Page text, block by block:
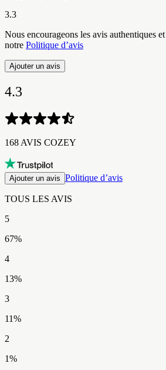
3.3
Nous encourageons les avis authentiques
notre Politique d’avis
Ajouter un avis
4.3
168 AVIS COZEY​​​​‌ ‍ ​‍​‍‌‍ ‌ ​‍‌‍‍‌‌‍‌ ‌‍‍‌‌‍ ‍​‍​‍​ ‍‍​‍​‍‌ ​ ‌‍​‌‌‍ ‍‌‍‍‌‌ ‌​‌ ‍‌​‍ ‍‌‍‍‌‌‍ ​‍​‍​‍ ​​‍​‍‌‍‍​‌ ​‍‌‍‌‌‌‍‌‍​‍​‍​ ‍‍​‍​‍‌‍‍​‌ ‌​‌ ‌​‌ ​​‌ ​ ​ ‍‍​‍ ​‍ ‌‍ ​‌‍ ‌‍​ ‌‍​‌‌‍ ​‌‍‍​‌‍ ‌ ​ ‌ ‌​​ ‍‍​ ​ ​ ​​​ ​​​ ​​​‍ ‌ ​ ‌ ‌​‌ ‌‌‌‍‌​‌‍‍‌‌‍ ​‍ ‌‍‍‌‌‍ ‍‌ ‌​‌‍‌‌‌‍ ‍‌ ‌​​‍ ‌‍‌‌‌‍‌​‌‍‍‌‌ ‌​​‍ ‌‍ ‌‌‍ ‌‍‌​‌‍‌‌​ ‌‌ ​​‌ ​‍‌‍‌‌‌ ​ ‌‍‌‌‌‍ ‍‌ ‌​‌‍​‌‌ ‌​‌‍‍‌‌‍ ‌‍ ‍​ ‍ ‌‍‍‌‌‍‌​​ ‌​ ‌‍​ ‍‌‌‍‌‌​ ​‍​ ‌‍​ ‍‌‌‍​‌​ ‌‍​‍ ‌‌‍​‍​ ​‌​ ​​​ ‌​​‍ ‌​ ‌​‌‍​ ‌‍‌​‌‍‌‍​‍ ‌​ ‍‌​ ​‌‌‍‌‌​ ‍‌​‍ ‌​ ‍‌​ ‌‍‌‍​‌‌‍‌​‌‍‌‍‌‍​‌‌‍​ ​ ‌​​ ​ ‌‍​‍‌‍​‍​ ‍​​ ‍ ‌ ‌​‌ ‍‌‌ ​​‌‍‌‌​ ‌‌ ​​‌‍‌​‌ ​​​ ‍ ‌ ​​‌‍​‌‌ ‌​‌‍‍​​ ‌‌ ‌‍‌‍​‌‌‍ ​‌ ‌‌‌‍‌‌‌​​‌‌‍‌​‌‍‌​‌‍‌‌‌‍‌​‌‌​ ‌‍‌‌‌‍​ ‌ ‌​‌‍‍‌‌‍ ‌‍ ‍‌ ​ ​‍‌‌​ ‌‌‌​​‍‌‌ ‌‍‍ ‌‍‌‌‌ ‍‌​‍‌‌​ ​ ‌​‌​​‍‌‌​ ​ ‌​‌​​‍‌‌​ ​‍​ ​‍​ ​​​ ‌​‌‍​‍​ ‍‌​ ‍​​ ‌​​ ‍‌​ ‌‍​ ‌‍‌‍​‌‌‍‌‍​ ‌ ​‍‌‌​ ​‍​ ​‍​‍‌‌​ ‌‌‌​‌​​‍ ‍‌ ​‍‌‍‌‌‌ ‌‍‌‍‍‌‌‍‌‌‌ ‌ ‌‌​ ‌ ‌‌‌‍ ‌‌‍ ‌‌‍​‌‌ ​‍‌ ‍‌‌‌‌​‌‍‌‌‌‍ ‌‌ ​​‌‍ ​‌‍​‌‌ ‌​‌‍‌‌​‍ ‍‌ ​ ‌ ‌‌‌‍ ‌‌‍ ‌‌‍​‌‌ ​‍‌ ‍‌‌​‌​‌‍​‌‌ ‌​‌‍​‌​‍ ‍‌ ‌​‌‍ ‌ ‌​‌‍​‌‌‍ ​‌‌​‍‌‍​‌‌ ‌​‌‍‍‌‌‍ ‍‌‍‌ ‌‌‌​‌‍‌‌‌ ‍​‌ ‌​​ ‌‍​‍‌‍​‌‌ ​ ‌‍‌‌‌‌‌‌‌ ​‍‌‍ ​​ ‌‌‍‍​‌ ‌​‌ ‌​‌ ​​‌ ​ ​‍‌‌​ ​ ‌​​‌​‍‌‌​ ​‍‌​‌‍​‍‌‌​ ​‍‌​‌‍‌‍ ​‌‍ ‌‍​ ‌‍​‌‌‍ ​‌‍‍​‌‍ ‌ ​ ‌ ‌​​‍‌‌​ ​ ‌​​‌​ ​ ​ ​​​ ​​​ ​​​‍‌‌​ ​‍‌​‌‍‌ ​ ‌ ‌​‌ ‌‌‌‍‌​‌‍‍‌‌‍ ​‍‌‍‌‍‍‌‌‍‌​​ ‌​ ‌‍​ ‍‌‌‍‌‌​ ​‍​ ‌‍​ ‍‌‌‍​‌​ ‌‍​‍ ‌‌‍​‍​ ​‌​ ​​​ ‌​​‍ ‌​ ‌​‌‍​ ‌‍‌​‌‍‌‍​‍ ‌​ ‍‌​ ​‌‌‍‌‌​ ‍‌​‍ ‌​ ‍‌​ ‌‍‌‍​‌‌‍‌​‌‍‌‍‌‍​‌‌‍​ ​ ‌​​ ​ ‌‍​‍‌‍​‍​ ‍​​‍‌‍‌ ‌​‌ ‍‌‌ ​​‌‍‌‌​ ‌‌ ​​‌‍‌​‌ ​​​‍‌‍‌ ​​‌‍​‌‌ ‌​‌‍‍​​ ‌‌ ‌‍‌‍​‌‌‍ ​‌ ‌‌‌‍‌‌‌​​‌‌‍‌​‌‍‌​‌‍‌‌‌‍‌​‌‌​ ‌‍‌‌‌‍​ ‌ ‌​‌‍‍‌‌‍ ‌‍ ‍‌ ​ ​‍‌‌​ ‌‌‌​​‍‌‌ ‌‍‍ ‌‍‌‌‌ ‍‌​‍‌‌​ ​ ‌​‌​​‍‌‌​ ​ ‌​‌​​‍‌‌​ ​‍​ ​‍​ ​​​ ‌​‌‍​‍​ ‍‌​ ‍​​ ‌​​ ‍‌​ ‌‍​ ‌‍‌‍​‌‌‍‌‍​ ‌ ​‍‌‌​ ​‍​ ​‍​‍‌‌​ ‌‌‌​‌​​‍ ‍‌ ​‍‌‍‌‌‌ ‌‍‌‍‍‌‌‍‌‌‌ ‌ ‌‌​ ‌ ‌‌‌‍ ‌‌‍ ‌‌‍​‌‌ ​‍‌ ‍‌‌‌‌​‌‍‌‌‌‍ ‌‌ ​​‌‍ ​‌‍​‌‌ ‌​‌‍‌‌​‍ ‍‌ ​ ‌ ‌‌‌‍ ‌‌‍ ‌‌‍​‌‌ ​‍‌ ‍‌‌​‌​‌‍​‌‌ ‌​‌‍​‌​‍ ‍‌ ‌​‌‍ ‌ ‌​‌‍​‌‌‍ ​‌‌​‍‌‍​‌‌ ‌​‌‍‍‌‌‍ ‍‌‍‌ ‌‌‌​‌‍‌‌‌ ‍​‌ ‌​​‍‌‍‌ ​​‌‍‌‌‌ ​‍‌ ​ ‌ ​​‌‍‌‌‌‍​ ‌ ‌​‌‍‍‌‌ ‌‍‌‍‌‌​ ‌‌ ​​‌ ‌‌‌‍​‍‌‍ ​‌‍‍‌‌ ​ ‌‍‍​‌‍‌‌‌‍‌​​‍​‍‌ ‌
Ajouter un avis Politique d’avis
TOUS LES AVIS​​​​‌ ‍ ​‍​‍‌‍ ‌ ​‍‌‍‍‌‌‍‌ ‌‍‍‌‌‍ ‍​‍​‍​ ‍‍​‍​‍‌ ​ ‌‍​‌‌‍ ‍‌‍‍‌‌ ‌​‌ ‍‌​‍ ‍‌‍‍‌‌‍ ​‍​‍​‍ ​​‍​‍‌‍‍​‌ ​‍‌‍‌‌‌‍‌‍​‍​‍​ ‍‍​‍​‍‌‍‍​‌ ‌​‌ ‌​‌ ​​‌ ​ ​ ‍‍​‍ ​‍ ‌‍ ​‌‍ ‌‍​ ‌‍​‌‌‍ ​‌‍‍​‌‍ ‌ ​ ‌ ‌​​ ‍‍​ ​ ​ ​​​ ​​​ ​​​‍ ‌ ​ ‌ ‌​‌ ‌‌‌‍‌​‌‍‍‌‌‍ ​‍ ‌‍‍‌‌‍ ‍‌ ‌​‌‍‌‌‌‍ ‍‌ ‌​​‍ ‌‍‌‌‌‍‌​‌‍‍‌‌ ‌​​‍ ‌‍ ‌‌‍ ‌‍‌​‌‍‌‌​ ‌‌ ​​‌ ​‍‌‍‌‌‌ ​ ‌‍‌‌‌‍ ‍‌ ‌​‌‍​‌‌ ‌​‌‍‍‌‌‍ ‌‍ ‍​ ‍ ‌‍‍‌‌‍‌​​ ‌​ ‌‍​ ‍‌‌‍‌‌​ ​‍​ ‌‍​ ‍‌‌‍​‌​ ‌‍​‍ ‌‌‍​‍​ ​‌​ ​​​ ‌​​‍ ‌​ ‌​‌‍​ ‌‍‌​‌‍‌‍​‍ ‌​ ‍‌​ ​‌‌‍‌‌​ ‍‌​‍ ‌​ ‍‌​ ‌‍‌‍​‌‌‍‌​‌‍‌‍‌‍​‌‌‍​ ​ ‌​​ ​ ‌‍​‍‌‍​‍​ ‍​​ ‍ ‌ ‌​‌ ‍‌‌ ​​‌‍‌‌​ ‌‌ ​​‌‍‌​‌ ​​​ ‍ ‌ ​​‌‍​‌‌ ‌​‌‍‍​​ ‌‌ ‌‍‌‍​‌‌‍ ​‌ ‌‌‌‍‌‌‌​​‌‌‍‌​‌‍‌​‌‍‌‌‌‍‌​‌‌​ ‌‍‌‌‌‍​ ‌ ‌​‌‍‍‌‌‍ ‌‍ ‍‌ ​ ​‍‌‌​ ‌‌‌​​‍‌‌ ‌‍‍ ‌‍‌‌‌ ‍‌​‍‌‌​ ​ ‌​‌​​‍‌‌​ ​ ‌​‌​​‍‌‌​ ​‍​ ​‍​ ​​​ ‌​‌‍​‍​ ‍‌​ ‍​​ ‌​​ ‍‌​ ‌‍​ ‌‍‌‍​‌‌‍‌‍​ ‌ ​‍‌‌​ ​‍​ ​‍​‍‌‌​ ‌‌‌​‌​​‍ ‍‌ ​‍‌‍‌‌‌ ‌‍‌‍‍‌‌‍‌‌‌ ‌ ‌‌​ ‌ ‌‌‌‍ ‌‌‍ ‌‌‍​‌‌ ​‍‌ ‍‌‌‌‌​‌‍‌‌‌‍ ‌‌ ​​‌‍ ​‌‍​‌‌ ‌​‌‍‌‌​‍ ‍‌‍​‍‌ ​‍‌‍‌‌‌‍​‌‌‍‍ ‌‍‌​‌‍ ‌ ‌ ‌‍ ‍‌​‌​‌‍​‌‌ ‌​‌‍​‌​‍ ‍‌ ‌​‌‍‍‌‌ ‌​‌‍ ​‌‍‌‌​ ‌‍​‍‌‍​‌‌ ​ ‌‍‌‌‌‌‌‌‌ ​‍‌‍ ​​ ‌‌‍‍​‌ ‌​‌ ‌​‌ ​​‌ ​ ​‍‌‌​ ​ ‌​​‌​‍‌‌​ ​‍‌​‌‍​‍‌‌​ ​‍‌​‌‍‌‍ ​‌‍ ‌‍​ ‌‍​‌‌‍ ​‌‍‍​‌‍ ‌ ​ ‌ ‌​​‍‌‌​ ​ ‌​​‌​ ​ ​ ​​​ ​​​ ​​​‍‌‌​ ​‍‌​‌‍‌ ​ ‌ ‌​‌ ‌‌‌‍‌​‌‍‍‌‌‍ ​‍‌‍‌‍‍‌‌‍‌​​ ‌​ ‌‍​ ‍‌‌‍‌‌​ ​‍​ ‌‍​ ‍‌‌‍​‌​ ‌‍​‍ ‌‌‍​‍​ ​‌​ ​​​ ‌​​‍ ‌​ ‌​‌‍​ ‌‍‌​‌‍‌‍​‍ ‌​ ‍‌​ ​‌‌‍‌‌​ ‍‌​‍ ‌​ ‍‌​ ‌‍‌‍​‌‌‍‌​‌‍‌‍‌‍​‌‌‍​ ​ ‌​​ ​ ‌‍​‍‌‍​‍​ ‍​​‍‌‍‌ ‌​‌ ‍‌‌ ​​‌‍‌‌​ ‌‌ ​​‌‍‌​‌ ​​​‍‌‍‌ ​​‌‍​‌‌ ‌​‌‍‍​​ ‌‌ ‌‍‌‍​‌‌‍ ​‌ ‌‌‌‍‌‌‌​​‌‌‍‌​‌‍‌​‌‍‌‌‌‍‌​‌‌​ ‌‍‌‌‌‍​ ‌ ‌​‌‍‍‌‌‍ ‌‍ ‍‌ ​ ​‍‌‌​ ‌‌‌​​‍‌‌ ‌‍‍ ‌‍‌‌‌ ‍‌​‍‌‌​ ​ ‌​‌​​‍‌‌​ ​ ‌​‌​​‍‌‌​ ​‍​ ​‍​ ​​​ ‌​‌‍​‍​ ‍‌​ ‍​​ ‌​​ ‍‌​ ‌‍​ ‌‍‌‍​‌‌‍‌‍​ ‌ ​‍‌‌​ ​‍​ ​‍​‍‌‌​ ‌‌‌​‌​​‍ ‍‌ ​‍‌‍‌‌‌ ‌‍‌‍‍‌‌‍‌‌‌ ‌ ‌‌​ ‌ ‌‌‌‍ ‌‌‍ ‌‌‍​‌‌ ​‍‌ ‍‌‌‌‌​‌‍‌‌‌‍ ‌‌ ​​‌‍ ​‌‍​‌‌ ‌​‌‍‌‌​‍ ‍‌‍​‍‌ ​‍‌‍‌‌‌‍​‌‌‍‍ ‌‍‌​‌‍ ‌ ‌ ‌‍ ‍‌​‌​‌‍​‌‌ ‌​‌‍​‌​‍ ‍‌ ‌​‌‍‍‌‌ ‌​‌‍ ​‌‍‌‌​‍‌‍‌ ​​‌‍‌‌‌ ​‍‌ ​ ‌ ​​‌‍‌‌‌‍​ ‌ ‌​‌‍‍‌‌ ‌‍‌‍‌‌​ ‌‌ ​​‌ ‌‌‌‍​‍‌‍ ​‌‍‍‌‌ ​ ‌‍‍​‌‍‌‌‌‍‌​​‍​‍‌ ‌
5
67%
4
13%
3
11%
2
1%